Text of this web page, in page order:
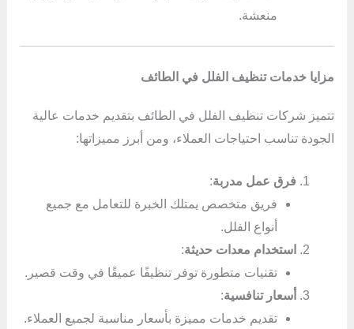
منعشة.
مزايا خدمات تنظيف الفلل في الطائف
تتميز شركات تنظيف الفلل في الطائف بتقديم خدمات عالية
الجودة تناسب احتياجات العملاء، ومن أبرز مميزاتها:
فرق عمل مدربة:
فريق متخصص يمتلك الخبرة للتعامل مع جميع
أنواع الفلل.
استخدام معدات حديثة:
تقنيات متطورة توفر تنظيفًا عميقًا في وقت قصير.
أسعار تنافسية:
تقديم خدمات مميزة بأسعار مناسبة لجميع العملاء.